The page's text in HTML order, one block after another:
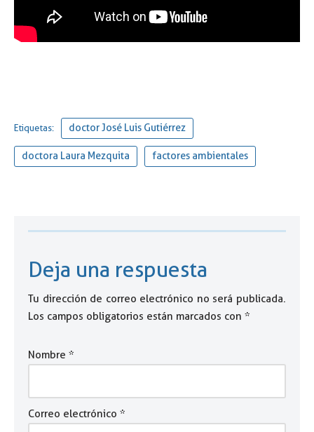
Etiquetas: doctor José Luis Gutiérrez
doctora Laura Mezquita factores ambientales
Deja una respuesta
Tu dirección de correo electrónico no será publicada.
Los campos obligatorios están marcados con *
Nombre *
Correo electrónico *